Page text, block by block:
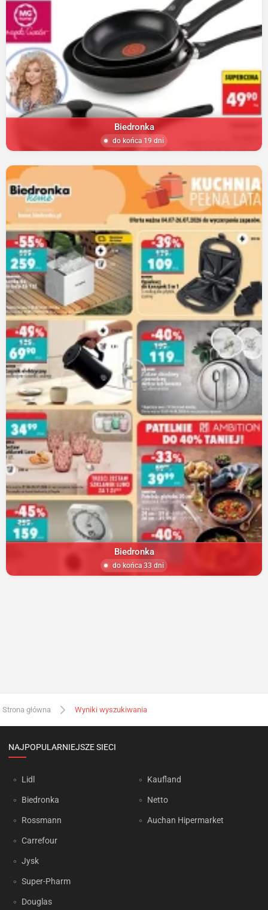
Biedronka
do końca 19 dni
Biedronka
do końca 33 dni
Strona główna Wyniki wyszukiwania
NAJPOPULARNIEJSZE SIECI
Lidl
Biedronka
Rossmann
Carrefour
Jysk
Super-Pharm
Douglas
Kaufland
Netto
Auchan Hipermarket